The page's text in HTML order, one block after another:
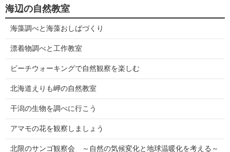
海辺の自然教室
海藻調べと海藻おしばづくり
漂着物調べと工作教室
ビーチウォーキングで自然観察を楽しむ
北海道えりも岬の自然教室
干潟の生物を調べに行こう
アマモの花を観察しましょう
北限のサンゴ観察会 ～自然の気候変化と地球温暖化を考える～